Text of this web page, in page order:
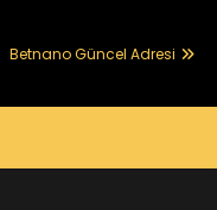
Betnano Güncel Adresi